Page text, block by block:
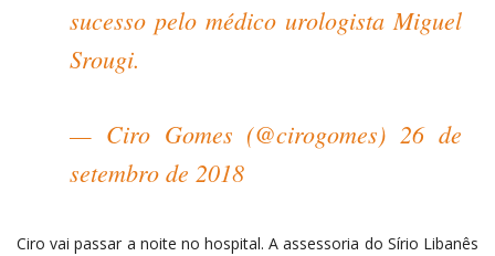
sucesso pelo médico urologista Miguel
Srougi.
— Ciro Gomes (@cirogomes)26 de
setembro de 2018
Ciro vai passar a noite no hospital. A assessoria do Sírio Libanês